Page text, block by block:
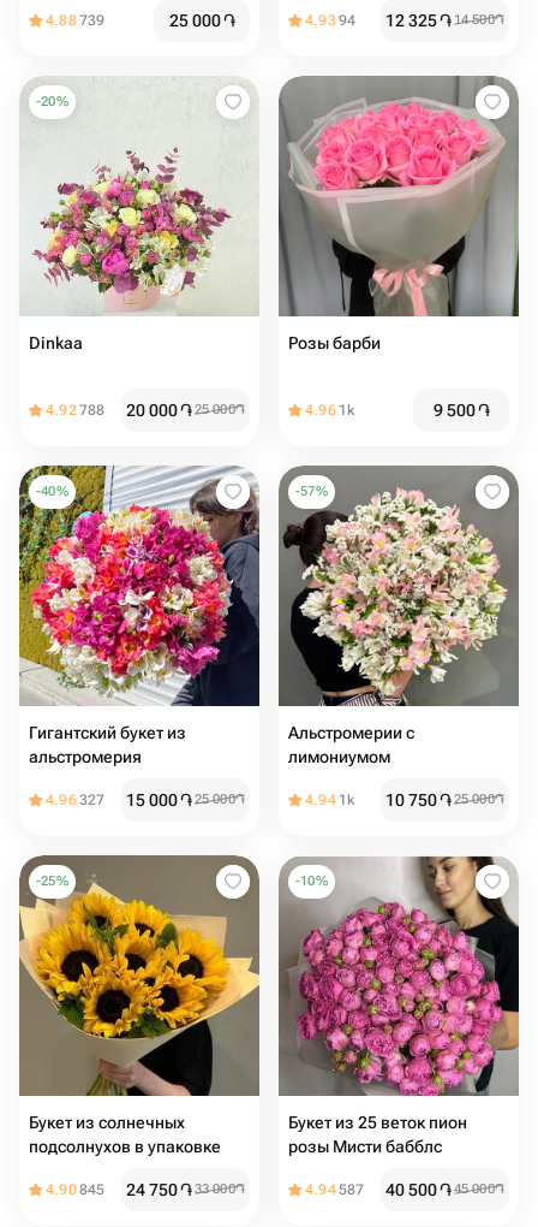
4.88739 25 000֏ 4.9394 12 325֏14 500֏
-20%
Dinkaa
4.92788 20 000֏25 000֏
Розы барби
4.96 1k 9 500֏
-40%
Гигантский букет из
альстромерия
4.96327 15 000֏25 000֏
-57%
Альстромерии с
лимониумом
4.94 1k 10 750֏25 000֏
-25%
Букет из солнечных
подсолнухов в упаковке
4.90845 24 750֏33 000֏
-10%
Букет из 25 веток пион
розы Мисти бабблс
4.94587 40 500֏45 000֏